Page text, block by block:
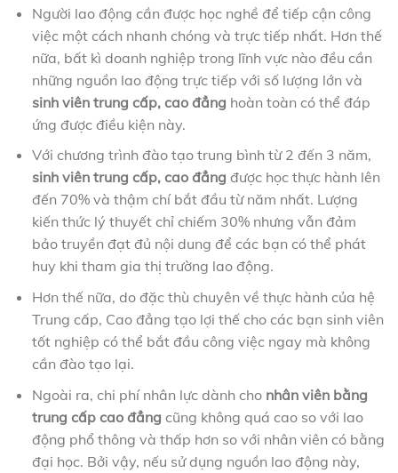
Người lao động cần được học nghề để tiếp cận công
việc một cách nhanh chóng và trực tiếp nhất. Hơn thế
nữa, bất kì doanh nghiệp trong lĩnh vực nào đều cần
những nguồn lao động trực tiếp với số lượng lớn và
sinh viên trung cấp, cao đẳng hoàn toàn có thể đáp
ứng được điều kiện này.
Với chương trình đào tạo trung bình từ 2 đến 3 năm,
sinh viên trung cấp, cao đẳng được học thực hành lên
đến 70% và thậm chí bắt đầu từ năm nhất. Lượng
kiến thức lý thuyết chỉ chiếm 30% nhưng vẫn đảm
bảo truyền đạt đủ nội dung để các bạn có thể phát
huy khi tham gia thị trường lao động.
Hơn thế nữa, do đặc thù chuyên về thực hành của hệ
Trung cấp, Cao đẳng tạo lợi thế cho các bạn sinh viên
tốt nghiệp có thể bắt đầu công việc ngay mà không
cần đào tạo lại.
Ngoài ra, chi phí nhân lực dành cho nhân viên bằng
trung cấp cao đẳng cũng không quá cao so với lao
động phổ thông và thấp hơn so với nhân viên có bằng
đại học. Bởi vậy, nếu sử dụng nguồn lao động này,